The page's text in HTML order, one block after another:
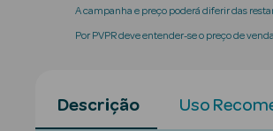
A campanha e preço poderá diferir das
Por PVPR deve entender-se o preço de
Descrição Uso